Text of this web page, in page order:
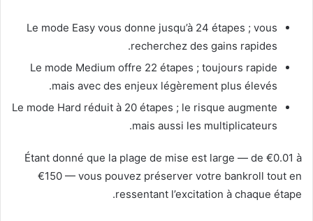
Le mode Easy vous donne jusqu’à 24 étapes ; vous
recherchez des gains rapides.
Le mode Medium offre 22 étapes ; toujours rapide
mais avec des enjeux légèrement plus élevés.
Le mode Hard réduit à 20 étapes ; le risque augmente
mais aussi les multiplicateurs.
Étant donné que la plage de mise est large — de €0.01 à
€150 — vous pouvez préserver votre bankroll tout en
ressentant l’excitation à chaque étape.